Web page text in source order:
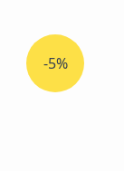
-5%